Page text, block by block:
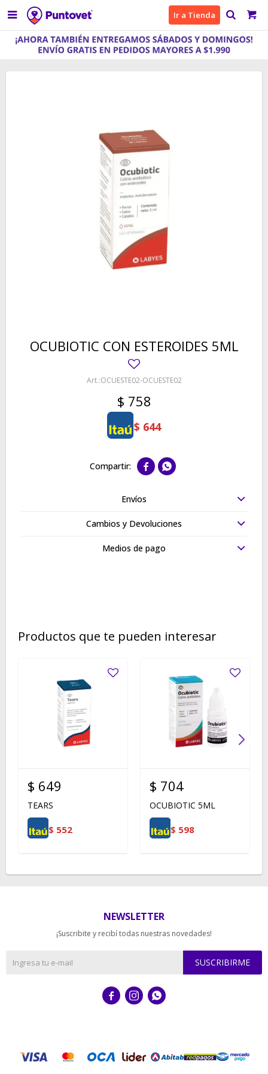
 Ir a Tienda
OCUBIOTIC CON ESTEROIDES 5ML
OCUESTE02-OCUESTE02
$ 758
$ 644
 
Envíos
Cambios y Devoluciones
Medios de pago
Productos que te pueden interesar
$ 649
TEARS
$ 552
$ 704
OCUBIOTIC 5ML
$ 598
NEWSLETTER
¡Suscribite y recibí todas nuestras novedades!
SUSCRIBIRME
  